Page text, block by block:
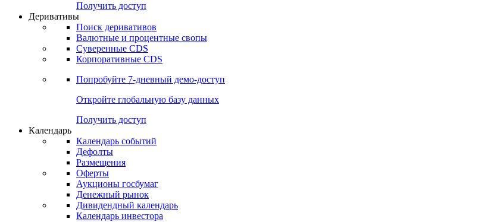
Получить доступ
Деривативы
Поиск деривативов
Валютные и процентные свопы
Суверенные CDS
Корпоративные CDS
Попробуйте 7-дневный демо-доступ
Откройте глобальную базу данных
Получить доступ
Календарь
Календарь событий
Дефолты
Размещения
Оферты
Аукционы госбумаг
Денежный рынок
Дивидендный календарь
Календарь инвестора